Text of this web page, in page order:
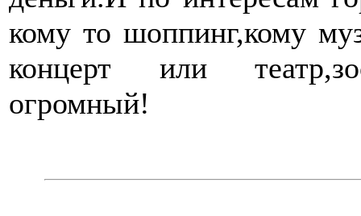
кому то шоппинг,кому
концерт или
огромный!